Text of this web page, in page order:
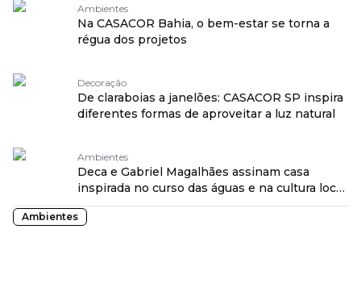
Ambientes
Na CASACOR Bahia, o bem-estar se torna a
régua dos projetos
Decoração
De claraboias a janelões: CASACOR SP inspira
diferentes formas de aproveitar a luz natural
Ambientes
Deca e Gabriel Magalhães assinam casa
inspirada no curso das águas e na cultura local
na CASACOR Bahia
Ambientes